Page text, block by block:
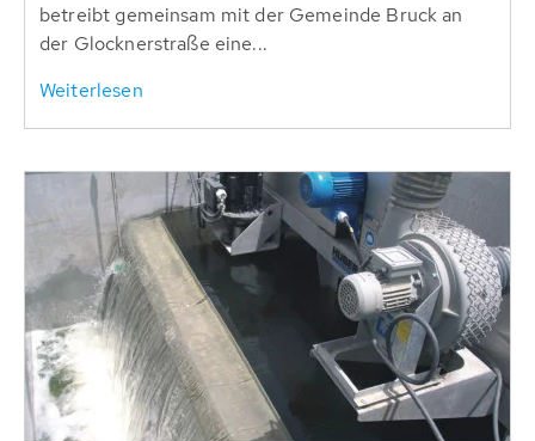
betreibt gemeinsam mit der Gemeinde Bruck an
der Glocknerstraße eine...
Weiterlesen